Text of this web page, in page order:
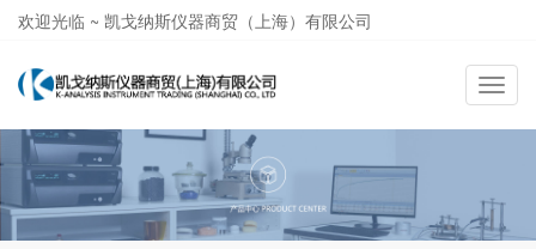
欢迎光临 ~ 凯戈纳斯仪器商贸（上海）有限公司
导
航
切